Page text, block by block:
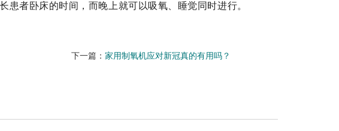
者卧床的时间，而晚上就可以吸氧、睡觉同时进行。
下一篇：家用制氧机应对新冠真的有用吗？